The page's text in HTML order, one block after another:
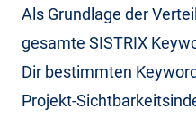
Als Grundlage der
gesamte SISTRIX
Dir bestimmten
Projekt-